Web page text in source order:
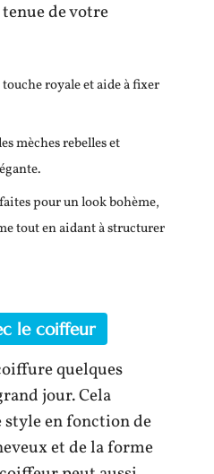
de votre
touche royale et aide à fixer
mèches rebelles et
pour un look bohème,
tout en aidant à structurer
le coiffeur
quelques
jour. Cela
style en fonction de
et de la forme